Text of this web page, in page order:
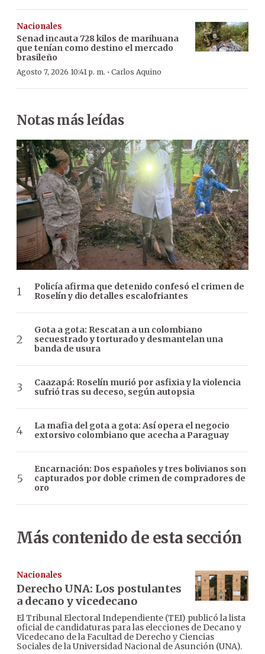
Nacionales
Senad incauta 728 kilos de marihuana
que tenían como destino el mercado
brasileño
Agosto 7, 2026 10:41 p. m. · Carlos Aquino
Notas más leídas
Policía afirma que detenido confesó el crimen de
Roselín y dio detalles escalofriantes
Gota a gota: Rescatan a un colombiano
secuestrado y torturado y desmantelan una
banda de usura
Caazapá: Roselín murió por asfixia y la violencia
sufrió tras su deceso, según autopsia
La mafia del gota a gota: Así opera el negocio
extorsivo colombiano que acecha a Paraguay
Encarnación: Dos españoles y tres bolivianos son
capturados por doble crimen de compradores de
oro
Más contenido de esta sección
Nacionales
Derecho UNA: Los postulantes
a decano y vicedecano
El Tribunal Electoral Independiente (TEI) publicó la lista
oficial de candidaturas para las elecciones de Decano y
Vicedecano de la Facultad de Derecho y Ciencias
Sociales de la Universidad Nacional de Asunción (UNA).